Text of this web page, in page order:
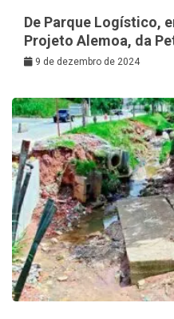
De Parque Logístico,
Projeto Alemoa, da
9 de dezembro de 2024